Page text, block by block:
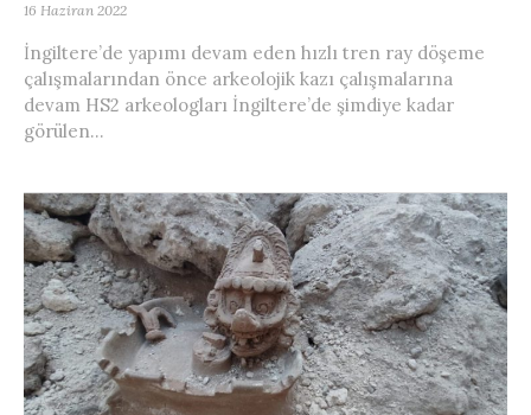
16 Haziran 2022
İngiltere’de yapımı devam eden hızlı tren ray döşeme
çalışmalarından önce arkeolojik kazı çalışmalarına
devam HS2 arkeologları İngiltere’de şimdiye kadar
görülen...